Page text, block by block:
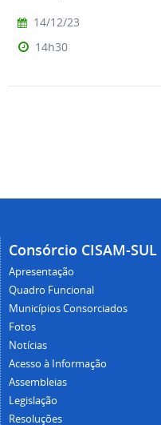
14/12/23
14h30
Consórcio CISAM-SUL
Apresentação
Quadro Funcional
Municípios Consorciados
Fotos
Notícias
Acesso à Informação
Assembleias
Legislação
Resoluções